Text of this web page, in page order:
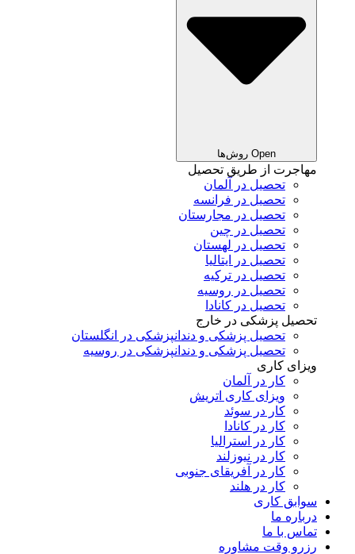
Open روش‌ها
مهاجرت از طریق تحصیل
تحصیل در آلمان
تحصیل در فرانسه
تحصیل در مجارستان
تحصیل در چین
تحصیل در لهستان
تحصیل در ایتالیا
تحصیل در ترکیه
تحصیل در روسیه
تحصیل در کانادا
تحصیل پزشکی در خارج
تحصیل پزشکی و دندانپزشکی در انگلستان
تحصیل پزشکی و دندانپزشکی در روسیه
ویزای کاری
کار در آلمان
ویزای کاری اتریش
کار در سوئد
کار در کانادا
کار در استرالیا
کار در نیوزلند
کار در آفریقای جنوبی
کار در هلند
سوابق کاری
درباره ما
تماس با ما
رزرو وقت مشاوره